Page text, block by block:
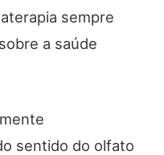
sempre
a saúde
sentido do olfato